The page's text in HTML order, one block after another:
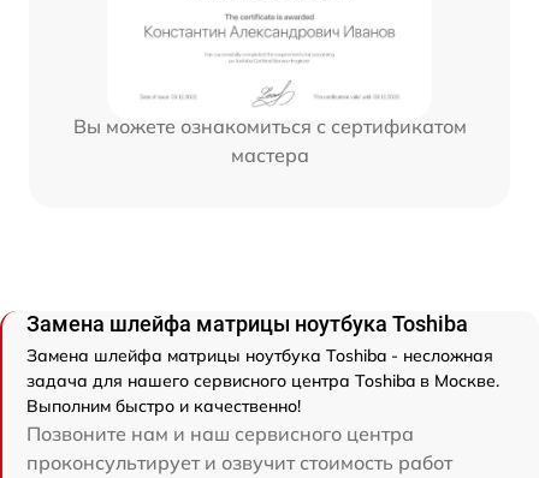
Вы можете ознакомиться с сертификатом
мастера
Замена шлейфа матрицы ноутбука Toshiba
Замена шлейфа матрицы ноутбука Toshiba - несложная
задача для нашего сервисного центра Toshiba в Москве.
Выполним быстро и качественно!
Позвоните нам и наш сервисного центра
проконсультирует и озвучит стоимость работ